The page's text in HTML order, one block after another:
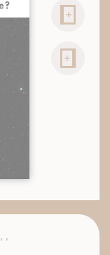
, ,